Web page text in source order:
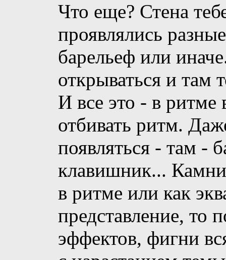
Что еще? Стена
проявлялись
барельеф или
открываться и
И все это - в ритме
отбивать ритм.
появляться - там -
клавишник... Камни
в ритме или как
представление, то
эффектов, фигни